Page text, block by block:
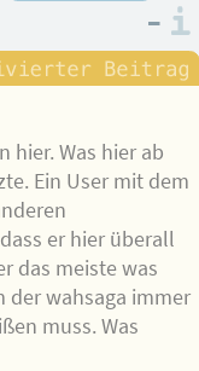
–
hier. Was hier ab
Ein User mit dem
er hier überall
das meiste was
der wahsaga immer
muss. Was